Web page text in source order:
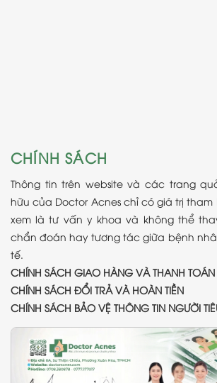
CHÍNH SÁCH
Thông tin trên website và các trang
hữu của Doctor Acnes chỉ có giá trị
xem là tư vấn y khoa và không thể
chẩn đoán hay tương tác giữa bệnh
tế.
CHÍNH SÁCH GIAO HÀNG VÀ THANH TOÁN
CHÍNH SÁCH ĐỔI TRẢ VÀ HOÀN TIỀN
CHÍNH SÁCH BẢO VỆ THÔNG TIN NGƯỜI